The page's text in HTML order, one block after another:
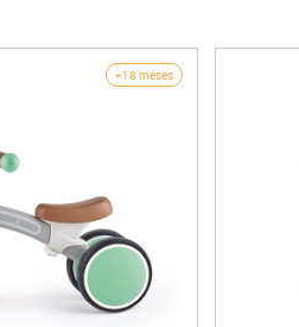
+18 meses